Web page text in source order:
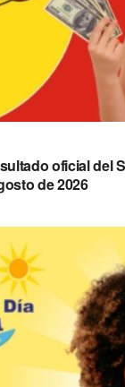
oficial del
de 2026